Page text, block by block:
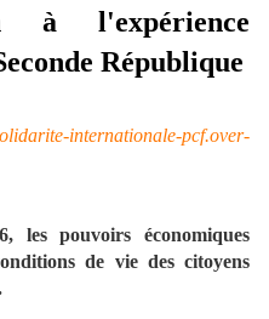
l'expérience
République
internationale-pcf.over-
les pouvoirs économiques
de vie des citoyens